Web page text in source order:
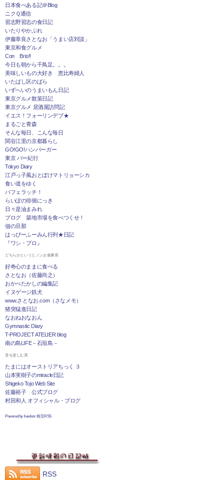
日本食べある記＠Blog
ニクＱ通信
習志野習志の食日記
いたりやかぶれ
伊藤章良さとなお「うまい店対談」
東京和食グルメ
Con Brio!!
今日も朝から千鳥足。。。
美味しいもの大好き 恵比寿婦人
いたばし区のばら
いずへいのうまいもん日記
東京グルメ散策日記
東京グルメ 居酒屋訪問記
イエス！フォーリンデブ★
まるごと青森
そんな毎日、こんな毎日
関谷江里の京都暮らし
GO!GO!ハンバーガー
東京 バー紀行
Tokyo Diary
江戸っ子風おとぼけマトリョーシカ
食い道をゆく
パフェラッチ！
らいぽの徘徊にっき
日々是油まみれ
ブログ 築地市場を食べつくせ！
佃の旦那
はっぴーふーみん行列★日記
『ワシ・ブロ』
どちらかというとノンお食事系
好奇心のままに食べる
さとなお（佐藤尚之）
おかべたかしの編集記
イヌゲージ鉄犬
www.さとなお.com（さなメモ）
猪突猛進日記
なおねおなおん
Gymnastic Diary
T-PROJECT ATELIER blog
南の島LIFE－石垣島－
音を楽しむ系
たまにはオーストリアちっく ３
山本実樹子のmiracle日記
Shigeko Tojo Web Site
佐藤裕子 公式ブログ
村田和人 オフィシャル・ブログ
Powered by livedoor 相互RSS
RSS